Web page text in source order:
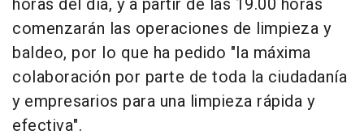
comenzarán las operaciones de limpieza y
baldeo, por lo que ha pedido "la máxima
colaboración por parte de toda la ciudadanía
y empresarios para una limpieza rápida y
efectiva".